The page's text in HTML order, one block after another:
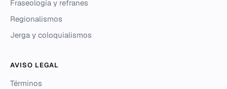
Fraseología y refranes
Regionalismos
Jerga y coloquialismos
AVISO LEGAL
Términos